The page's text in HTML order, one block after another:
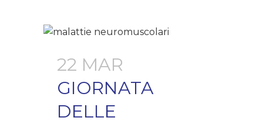
22 MAR
GIORNATA
DELLE